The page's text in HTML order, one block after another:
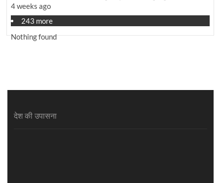
4 weeks ago
243 more
Nothing found
देश की उपासना